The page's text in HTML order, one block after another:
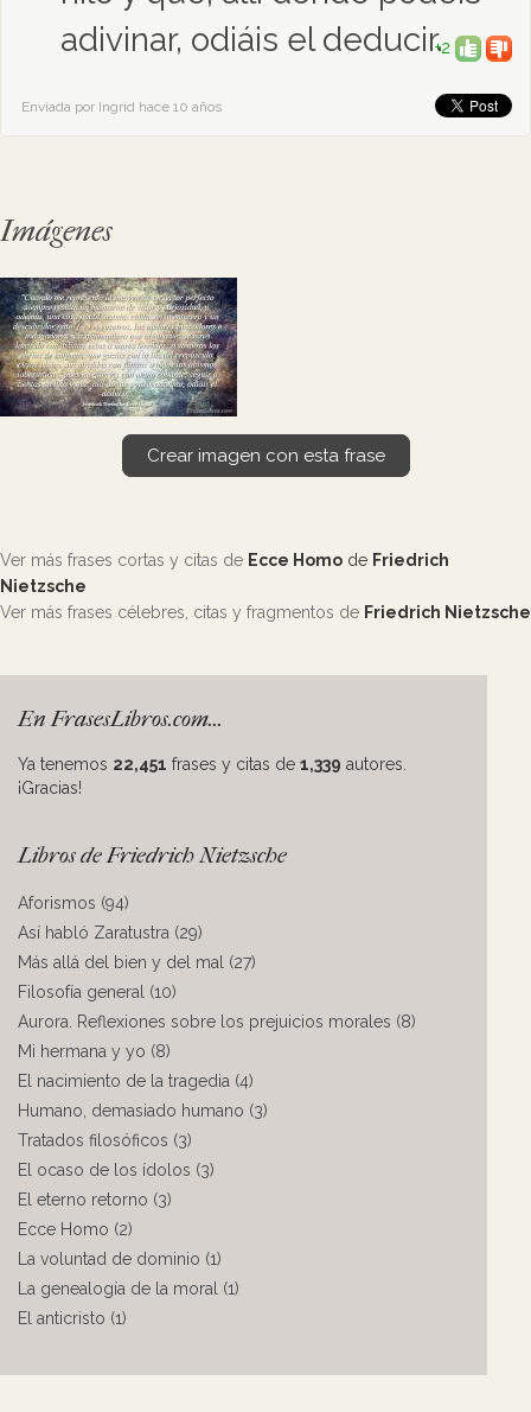
adivinar, odiáis el deducir.+2
Enviada por Ingrid hace 10 años
Imágenes
Crear imagen con esta frase
Ver más frases cortas y citas de Ecce Homo de Friedrich
Nietzsche
Ver más frases célebres, citas y fragmentos de Friedrich Nietzsche
En FrasesLibros.com...
Ya tenemos 22,451 frases y citas de 1,339 autores.
¡Gracias!
Libros de Friedrich Nietzsche
Aforismos (94)
Así habló Zaratustra (29)
Más allá del bien y del mal (27)
Filosofía general (10)
Aurora. Reflexiones sobre los prejuicios morales (8)
Mi hermana y yo (8)
El nacimiento de la tragedia (4)
Humano, demasiado humano (3)
Tratados filosóficos (3)
El ocaso de los ídolos (3)
El eterno retorno (3)
Ecce Homo (2)
La voluntad de dominio (1)
La genealogía de la moral (1)
El anticristo (1)